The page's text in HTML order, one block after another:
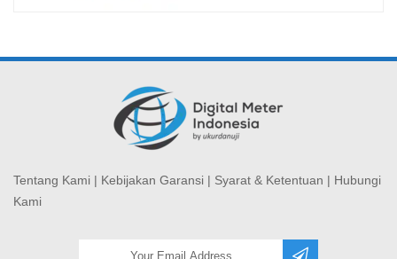
Tentang Kami | Kebijakan Garansi | Syarat & Ketentuan | Hubungi
Kami